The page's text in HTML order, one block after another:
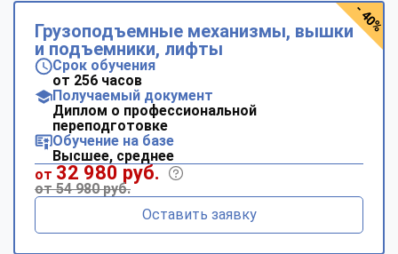
Грузоподъемные механизмы, вышки
и подъемники, лифты
Срок обучения
от 256 часов
Получаемый документ
Диплом о профессиональной
переподготовке
Обучение на базе
Высшее, среднее
от 32 980 руб.
от 54 980 руб.
Оставить заявку
- 40%